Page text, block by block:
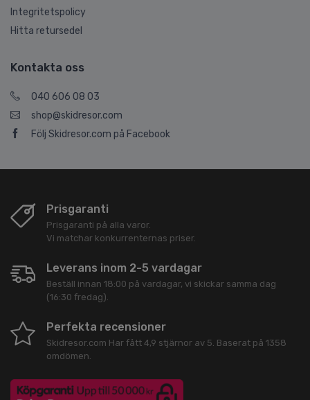
Integritetspolicy
Hitta retursedel
Kontakta oss
040 606 08 03
shop@skidresor.com
Följ Skidresor.com på Facebook
Prisgaranti
Prisgaranti på alla varor.
Vi matchar konkurrenternas priser.
Leverans inom 2-5 vardagar
Beställ innan 18:00 på vardagar, vi skickar samma dag
(16:30 fredag).
Perfekta recensioner
Skidresor.com Har fått 4,9 stjärnor av 5 . Baserat på 1358
omdömen.